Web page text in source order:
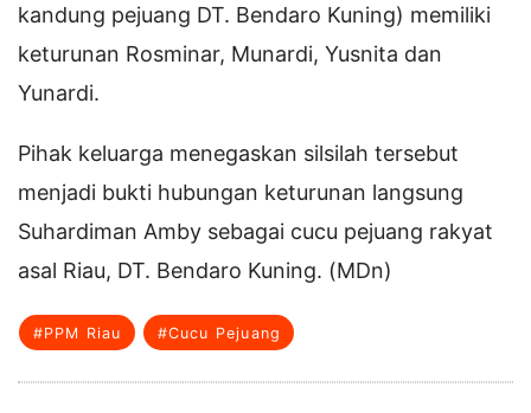
kandung pejuang DT. Bendaro Kuning) memiliki
keturunan Rosminar, Munardi, Yusnita dan
Yunardi.
Pihak keluarga menegaskan silsilah tersebut
menjadi bukti hubungan keturunan langsung
Suhardiman Amby sebagai cucu pejuang rakyat
asal Riau, DT. Bendaro Kuning. (MDn)
#PPM Riau #Cucu Pejuang